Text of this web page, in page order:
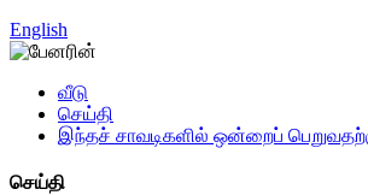
English
வீடு
செய்தி
இந்தச் சாவடிகளில் ஒன்றைப்
செய்தி